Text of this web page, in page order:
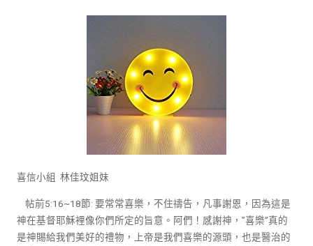
喜信小組 林佳玟姐妹
帖前5:16~18節: 要常常喜樂，不住禱告，凡事謝恩，因為這是
神在基督耶穌裡像你們所定的旨意。阿們！感謝神，”喜樂”真的
是神賜給我們美好的禮物，上帝是我們喜樂的源頭，也是醫治的